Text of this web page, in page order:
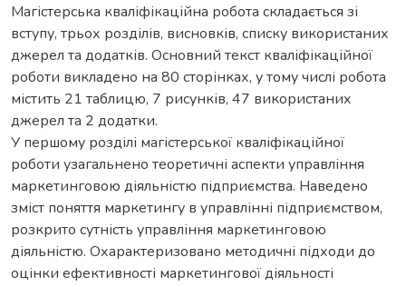
Магістерська кваліфікаційна робота складається зі
вступу, трьох розділів, висновків, списку використаних
джерел та додатків. Основний текст кваліфікаційної
роботи викладено на 80 сторінках, у тому числі робота
містить 21 таблицю, 7 рисунків, 47 використаних
джерел та 2 додатки.
У першому розділі магістерської кваліфікаційної
роботи узагальнено теоретичні аспекти управління
маркетинговою діяльністю підприємства. Наведено
зміст поняття маркетингу в управлінні підприємством,
розкрито сутність управління маркетинговою
діяльністю. Охарактеризовано методичні підходи до
оцінки ефективності маркетингової діяльності